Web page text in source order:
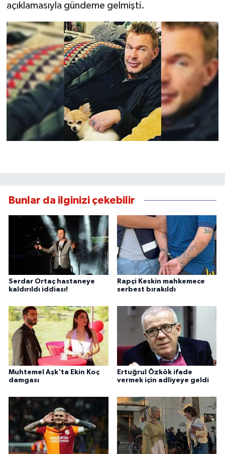
açıklamasıyla gündeme gelmişti.
Bunlar da ilginizi çekebilir
Serdar Ortaç hastaneye
kaldırıldı iddiası!
Rapçi Keskin mahkemece
serbest bırakıldı
Muhtemel Aşk'ta Ekin Koç
damgası
Ertuğrul Özkök ifade
vermek için adliyeye geldi